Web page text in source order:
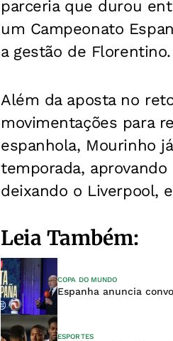
parceria que durou
um Campeonato
a gestão de Florentino.
Além da aposta no
movimentações para
espanhola, Mourinho
temporada,
deixando o Liverpool,
Leia Também:
COPA DO MUNDO
Espanha anuncia
ESPORTES